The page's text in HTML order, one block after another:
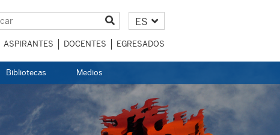
ES
ASPIRANTES DOCENTES EGRESADOS
Bibliotecas Medios